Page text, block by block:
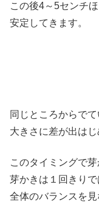
この後4～5センチ
安定してきます。
同じところからで
大きさに差が出はじ
このタイミングで
芽かきは１回きりで
全体のバランスを見